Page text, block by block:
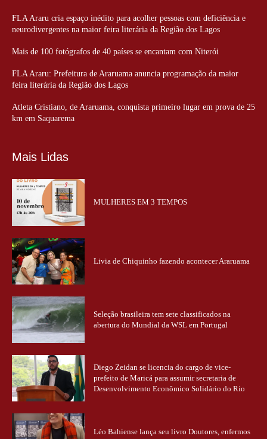
FLA Araru cria espaço inédito para acolher pessoas com deficiência e
neurodivergentes na maior feira literária da Região dos Lagos
Mais de 100 fotógrafos de 40 países se encantam com Niterói
FLA Araru: Prefeitura de Araruama anuncia programação da maior
feira literária da Região dos Lagos
Atleta Cristiano, de Araruama, conquista primeiro lugar em prova de 25
km em Saquarema
Mais Lidas
MULHERES EM 3 TEMPOS
Livia de Chiquinho fazendo acontecer Araruama
Seleção brasileira tem sete classificados na
abertura do Mundial da WSL em Portugal
Diego Zeidan se licencia do cargo de vice-
prefeito de Maricá para assumir secretaria de
Desenvolvimento Econômico Solidário do Rio
Léo Bahiense lança seu livro Doutores, enfermos